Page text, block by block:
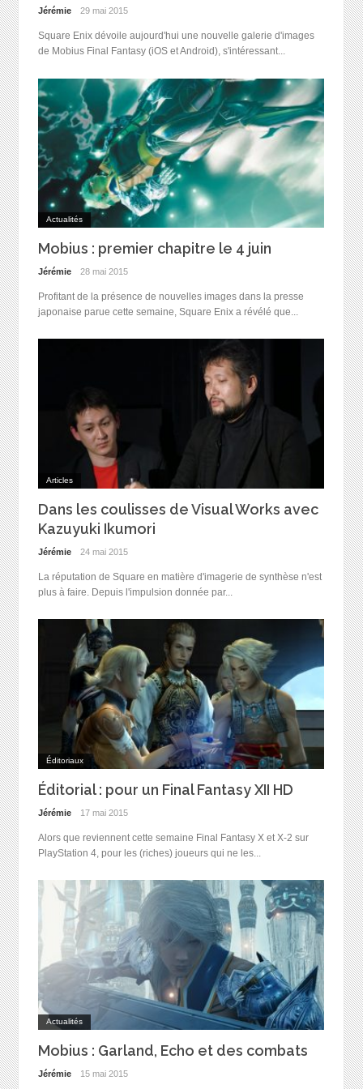
Jérémie 29 mai 2015
Square Enix dévoile aujourd'hui une nouvelle galerie d'images
de Mobius Final Fantasy (iOS et Android), s'intéressant...
Actualités
Mobius : premier chapitre le 4 juin
Jérémie 28 mai 2015
Profitant de la présence de nouvelles images dans la presse
japonaise parue cette semaine, Square Enix a révélé que...
Articles
Dans les coulisses de Visual Works avec
Kazuyuki Ikumori
Jérémie 24 mai 2015
La réputation de Square en matière d'imagerie de synthèse n'est
plus à faire. Depuis l'impulsion donnée par...
Éditoriaux
Éditorial : pour un Final Fantasy XII HD
Jérémie 17 mai 2015
Alors que reviennent cette semaine Final Fantasy X et X-2 sur
PlayStation 4, pour les (riches) joueurs qui ne les...
Actualités
Mobius : Garland, Echo et des combats
Jérémie 15 mai 2015